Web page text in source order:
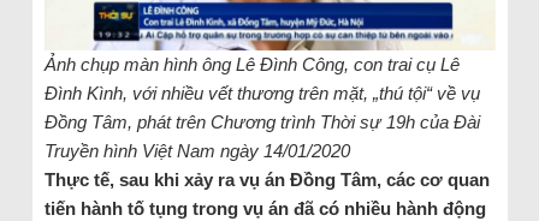
Ảnh chụp màn hình ông Lê Đình Công, con trai cụ Lê
Đình Kình, với nhiều vết thương trên mặt, „thú tội“ về vụ
Đồng Tâm, phát trên Chương trình Thời sự 19h của Đài
Truyền hình Việt Nam ngày 14/01/2020
Thực tế, sau khi xảy ra vụ án Đồng Tâm, các cơ quan
tiến hành tố tụng trong vụ án đã có nhiều hành động